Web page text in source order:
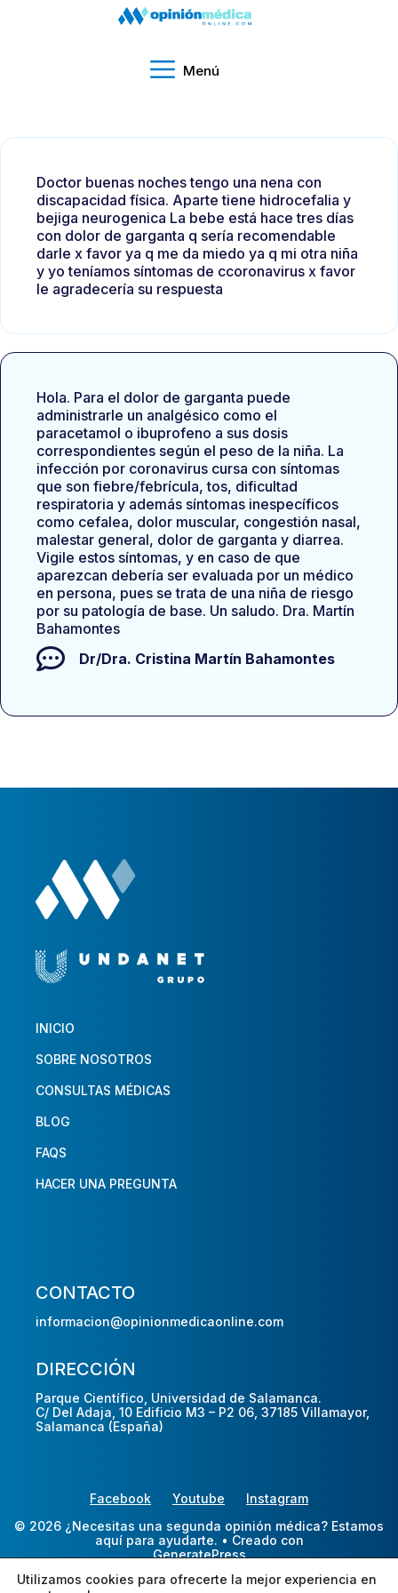
Menú
Doctor buenas noches tengo una nena con
discapacidad física. Aparte tiene hidrocefalia y
bejiga neurogenica La bebe está hace tres días
con dolor de garganta q sería recomendable
darle x favor ya q me da miedo ya q mi otra niña
y yo teníamos síntomas de ccoronavirus x favor
le agradecería su respuesta
Hola. Para el dolor de garganta puede
administrarle un analgésico como el
paracetamol o ibuprofeno a sus dosis
correspondientes según el peso de la niña. La
infección por coronavirus cursa con síntomas
que son fiebre/febrícula, tos, dificultad
respiratoria y además síntomas inespecíficos
como cefalea, dolor muscular, congestión nasal,
malestar general, dolor de garganta y diarrea.
Vigile estos síntomas, y en caso de que
aparezcan debería ser evaluada por un médico
en persona, pues se trata de una niña de riesgo
por su patología de base. Un saludo. Dra. Martín
Bahamontes
Dr/Dra. Cristina Martín Bahamontes
INICIO
SOBRE NOSOTROS
CONSULTAS MÉDICAS
BLOG
FAQS
HACER UNA PREGUNTA
CONTACTO
informacion@opinionmedicaonline.com
DIRECCIÓN
Parque Científico, Universidad de Salamanca.
C/ Del Adaja, 10 Edificio M3 – P2 06, 37185 Villamayor,
Salamanca (España)
Facebook Youtube
Instagram
© 2026 ¿Necesitas una segunda opinión médica? Estamos
aquí para ayudarte. • Creado con
GeneratePress
Utilizamos cookies para ofrecerte la mejor experiencia en